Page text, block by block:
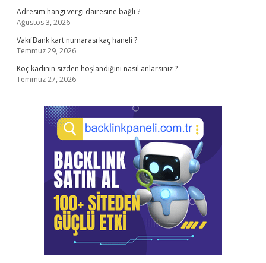
Adresim hangi vergi dairesine bağlı ?
Ağustos 3, 2026
VakıfBank kart numarası kaç haneli ?
Temmuz 29, 2026
Koç kadının sizden hoşlandığını nasıl anlarsınız ?
Temmuz 27, 2026